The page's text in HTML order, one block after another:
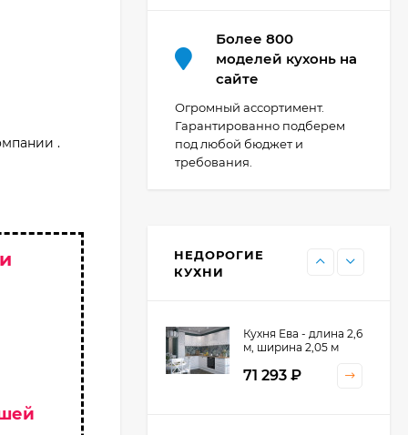
.
Более 800
моделей кухонь на
сайте
Огромный ассортимент.
Гарантированно подберем
под любой бюджет и
требования.
НЕДОРОГИЕ
КУХНИ
44 091
Кухня Point 1,2 м -
13 655₽
11 476
Кухня Ева - длина 2,6
м, ширина 2,05 м
71 293 ₽